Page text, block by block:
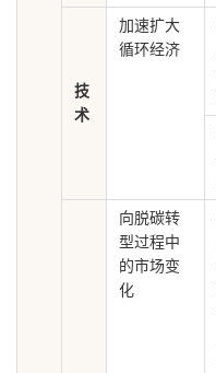
技
术
加速扩大
循环经济
向脱碳转
型过程中
的市场变
化